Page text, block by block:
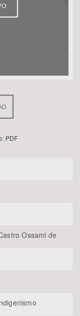
PDF
Ossami de